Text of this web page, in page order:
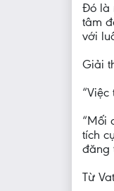
Đó là
tâm
với
Giải
“Mối
tích
đăng
Từ